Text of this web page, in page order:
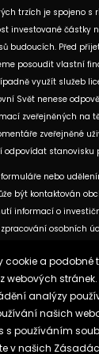
trzích je spojeno s
investované částky
budoucích. Před
posoudit vlastní
využít služeb
Svět nenese
zveřejněných na
zveřejněné
odpovídat stanovisku
nebo
být kontaktován
informací o
osobních
použitých zdrojích,
se vztahují
údajů a
cookie a podobné
webových
analýzy
našich
s používáním
v našich